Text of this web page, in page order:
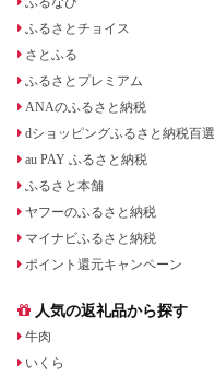
ふるさとチョイス
さとふる
ふるさとプレミアム
ANAのふるさと納税
dショッピングふるさと納税百選
au PAY ふるさと納税
ふるさと本舗
ヤフーのふるさと納税
マイナビふるさと納税
ポイント還元キャンペーン
人気の返礼品から探す
牛肉
いくら